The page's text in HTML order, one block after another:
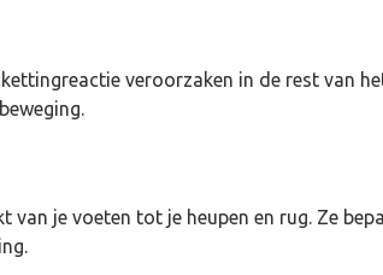
veroorzaken in de rest van
je voeten tot je heupen en rug. Ze